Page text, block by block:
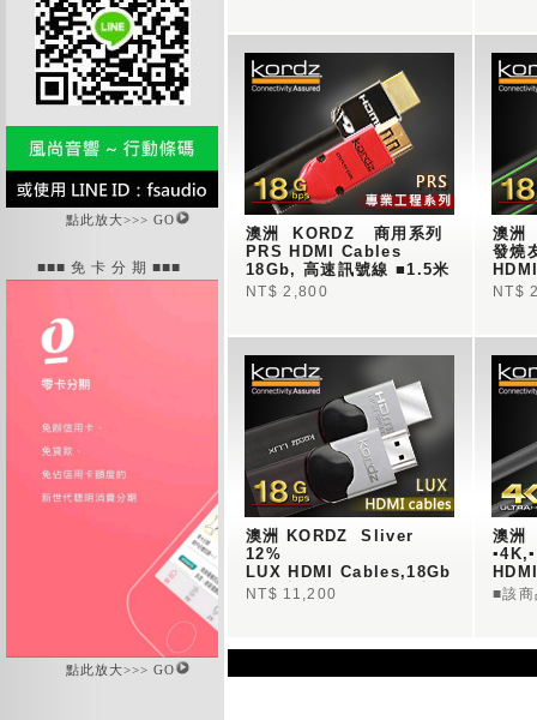
點此放大>>> GO
■■■ 免 卡 分 期 ■■■
點此放大>>> GO
澳洲  KORDZ   商用系列
PRS HDMI Cables
18Gb, 高速訊號線 ■1.5米
NT$ 2,800
澳洲
發燒
NT$
澳洲 KORDZ  Sliver
12%
LUX HDMI Cables,18Gb
鈀金接頭訊號線  ■1.0米
NT$ 11,200
澳
■該